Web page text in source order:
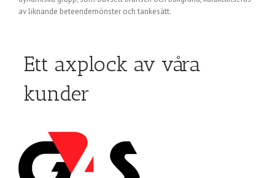
av liknande beteendemönster och tankesätt.
Ett axplock av våra
kunder